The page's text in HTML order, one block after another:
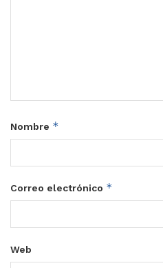
Nombre *
Correo electrónico *
Web